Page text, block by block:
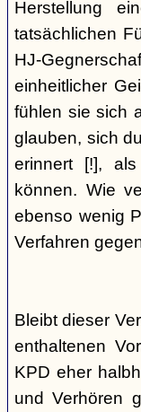
Herstellung
tatsächlichen
HJ-
einheitlicher
fühlen sie sich
glauben, sich
erinnert [!],
können. Wie
ebenso wenig
Verfahren
Bleibt dieser
enthaltenen
KPD eher
und Verhören